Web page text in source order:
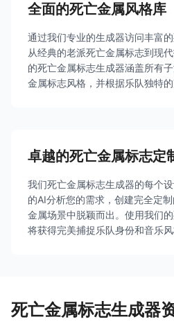
全面的死亡金属风格库
通过我们专业的生成器访问丰富
从经典的老派死亡金属标志到现
的死亡金属标志生成器涵盖所有
金属标志风格，并根据乐队独特的
卓越的死亡金属标志定
我们死亡金属标志生成器的每个
的AI分析您的需求，创建完全定
金属场景中脱颖而出。使用我们
将获得完美捕捉乐队身份和音乐风
死亡金属标志生成器